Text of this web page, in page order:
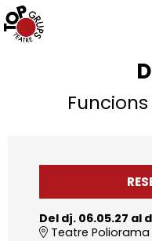
Del dj. 06.05.27 al
Teatre Poliorama